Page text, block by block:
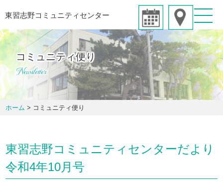
東習志野コミュニティセンター
コミュニティ便り
Newsletter
ホーム > コミュニティ便り
東習志野コミュニティセンターだより
令和4年10月号